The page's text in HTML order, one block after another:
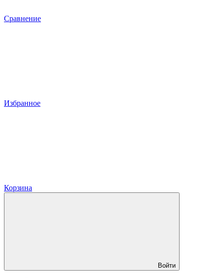
Сравнение
Избранное
Корзина
Войти